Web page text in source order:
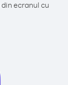
ecranul cu